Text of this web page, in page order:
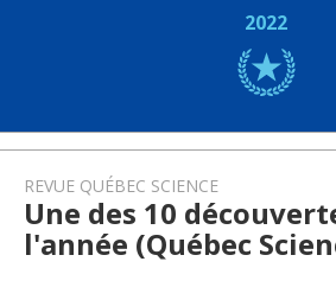
2022
REVUE QUÉBEC SCIENCE
Une des 10
l'année (Québec